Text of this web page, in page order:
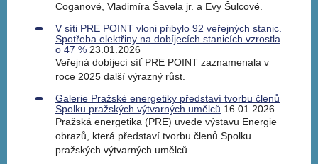
Coganové, Vladimíra Šavela jr. a Evy Šulcové.
V síti PRE POINT vloni přibylo 92 veřejných stanic.
Spotřeba elektřiny na dobíjecích stanicích vzrostla
o 47 % 23.01.2026
Veřejná dobíjecí síť PRE POINT zaznamenala v
roce 2025 další výrazný růst.
Galerie Pražské energetiky představí tvorbu členů
Spolku pražských výtvarných umělců 16.01.2026
Pražská energetika (PRE) uvede výstavu Energie
obrazů, která představí tvorbu členů Spolku
pražských výtvarných umělců.